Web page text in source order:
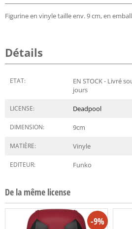
Figurine en vinyle taille env. 9 cm, en
Détails
ETAT:
EN STOCK - Livré
jours
LICENSE: Deadpool
DIMENSION: 9cm
MATIÈRE: Vinyle
EDITEUR: Funko
De la même license
-9%